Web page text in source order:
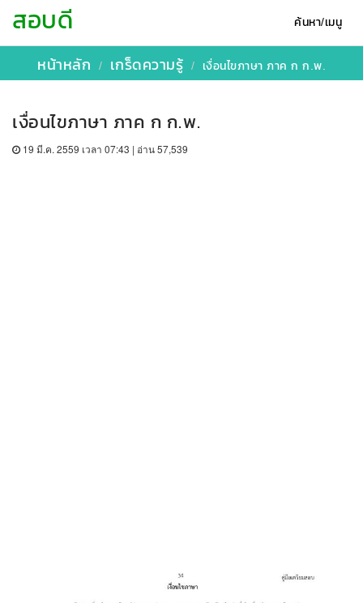
ค้นหา/เมนู
สอบดี
หน้าหลัก เกร็ดความรู้ เงื่อนไขภาษา ภาค ก ก.พ.
เงื่อนไขภาษา ภาค ก ก.พ.
19 มี.ค. 2559 เวลา 07:43 | อ่าน 57,539